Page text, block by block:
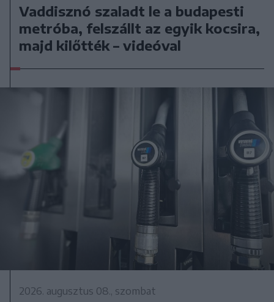
Vaddisznó szaladt le a budapesti
metróba, felszállt az egyik kocsira,
majd kilőtték – videóval
2026. augusztus 08., szombat